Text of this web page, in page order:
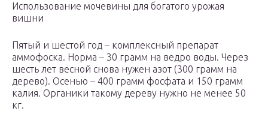
Использование мочевины для богатого урожая
вишни
Пятый и шестой год – комплексный препарат
аммофоска. Норма – 30 грамм на ведро воды. Через
шесть лет весной снова нужен азот (300 грамм на
дерево). Осенью – 400 грамм фосфата и 150 грамм
калия. Органики такому дереву нужно не менее 50
кг.